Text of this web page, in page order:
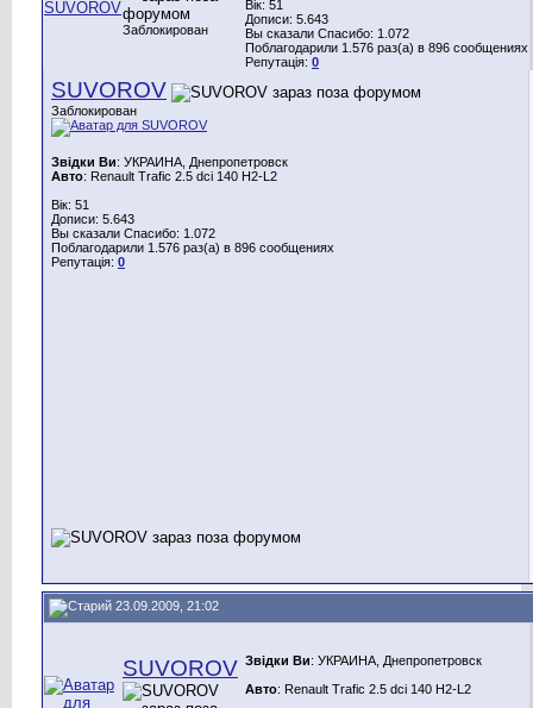
Заблокирован
Вік: 51
Дописи: 5.643
Вы сказали Спасибо: 1.072
Поблагодарили 1.576 раз(а) в 896 сообщениях
Репутація: 0
SUVOROV
Заблокирован
Звідки Ви: УКРАИНА, Днепропетровск
Авто: Renault Trafic 2.5 dci 140 H2-L2
Вік: 51
Дописи: 5.643
Вы сказали Спасибо: 1.072
Поблагодарили 1.576 раз(а) в 896 сообщениях
Репутація: 0
23.09.2009, 21:02
SUVOROV Звідки Ви: УКРАИНА, Днепропетровск
Авто: Renault Trafic 2.5 dci 140 H2-L2